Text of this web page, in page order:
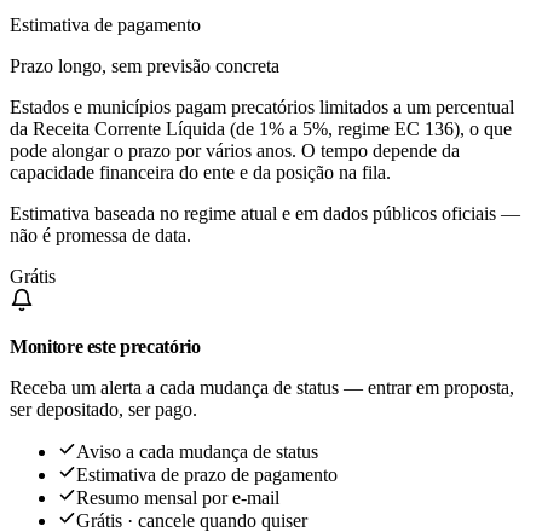
Estimativa de pagamento
Prazo longo, sem previsão concreta
Estados e municípios pagam precatórios limitados a um percentual
da Receita Corrente Líquida (de 1% a 5%, regime EC 136), o que
pode alongar o prazo por vários anos. O tempo depende da
capacidade financeira do ente e da posição na fila.
Estimativa baseada no regime atual e em dados públicos oficiais —
não é promessa de data.
Grátis
Monitore este precatório
Receba um alerta a cada mudança de status — entrar em proposta,
ser depositado, ser pago.
Aviso a cada mudança de status
Estimativa de prazo de pagamento
Resumo mensal por e-mail
Grátis · cancele quando quiser